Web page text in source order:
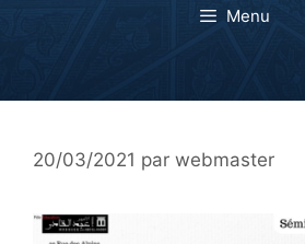
Menu
20/03/2021 par webmaster